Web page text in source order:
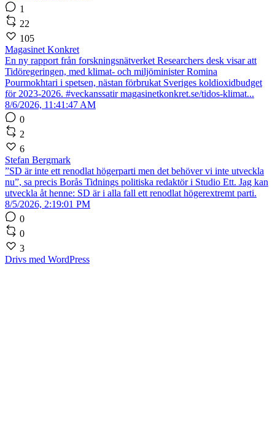
1
22
105
Magasinet Konkret
En ny rapport från forskningsnätverket Researchers desk visar att
Tidöregeringen, med klimat- och miljöminister Romina
Pourmokhtari i spetsen, nästan förbrukat Sveriges koldioxidbudget
för 2023-2026. #veckanssatir magasinetkonkret.se/tidos-klimat...
8/6/2026, 11:41:47 AM
0
2
6
Stefan Bergmark
”SD är inte ett renodlat högerparti men det behöver vi inte utveckla
nu”, sa precis Borås Tidnings politiska redaktör i Studio Ett. Jag kan
utveckla åt henne: SD är i alla fall ett renodlat högerextremt parti.
8/5/2026, 2:19:01 PM
0
0
3
Drivs med WordPress